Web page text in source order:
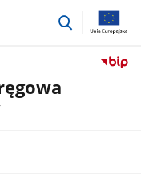
przejdź